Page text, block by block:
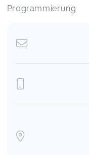
Programmierung